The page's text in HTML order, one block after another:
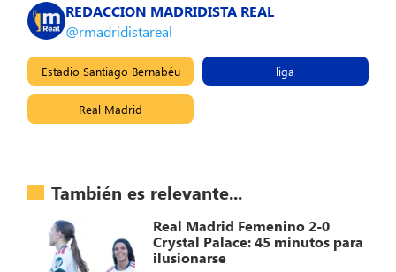
REDACCION MADRIDISTA REAL
@rmadridistareal
Estadio Santiago Bernabéu liga
Real Madrid
También es relevante...
Real Madrid Femenino 2-0
Crystal Palace: 45 minutos para
ilusionarse